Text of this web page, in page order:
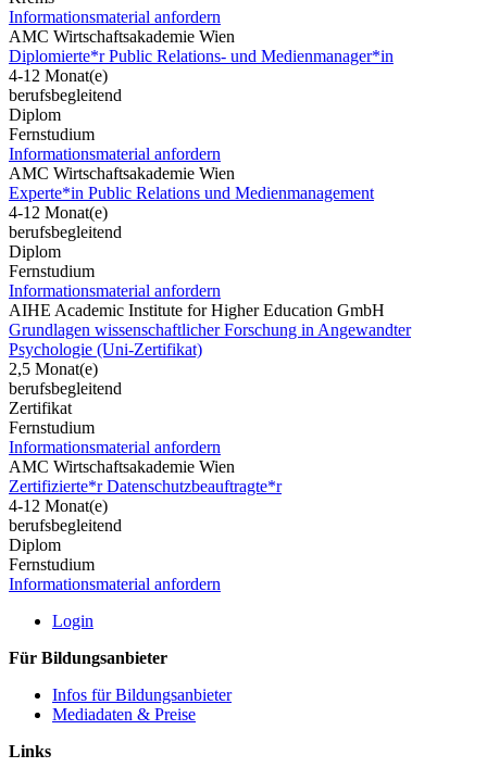
Informationsmaterial anfordern
AMC Wirtschaftsakademie Wien
Diplomierte*r Public Relations- und Medienmanager*in
4-12 Monat(e)
berufsbegleitend
Diplom
Fernstudium
Informationsmaterial anfordern
AMC Wirtschaftsakademie Wien
Experte*in Public Relations und Medienmanagement
4-12 Monat(e)
berufsbegleitend
Diplom
Fernstudium
Informationsmaterial anfordern
AIHE Academic Institute for Higher Education GmbH
Grundlagen wissenschaftlicher Forschung in Angewandter
Psychologie (Uni-Zertifikat)
2,5 Monat(e)
berufsbegleitend
Zertifikat
Fernstudium
Informationsmaterial anfordern
AMC Wirtschaftsakademie Wien
Zertifizierte*r Datenschutzbeauftragte*r
4-12 Monat(e)
berufsbegleitend
Diplom
Fernstudium
Informationsmaterial anfordern
Login
Für Bildungsanbieter
Infos für Bildungsanbieter
Mediadaten & Preise
Links